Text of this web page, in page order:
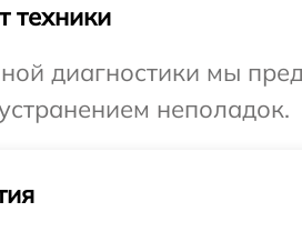
техники
диагностики мы
неполадок.